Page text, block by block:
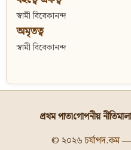
স্বামী বিবেকানন্দ
অমৃতত্ব
স্বামী বিবেকানন্দ
প্রথম পাতাগোপনীয় নীতিমালা
© ২০২৬চর্যাপদ.কম—